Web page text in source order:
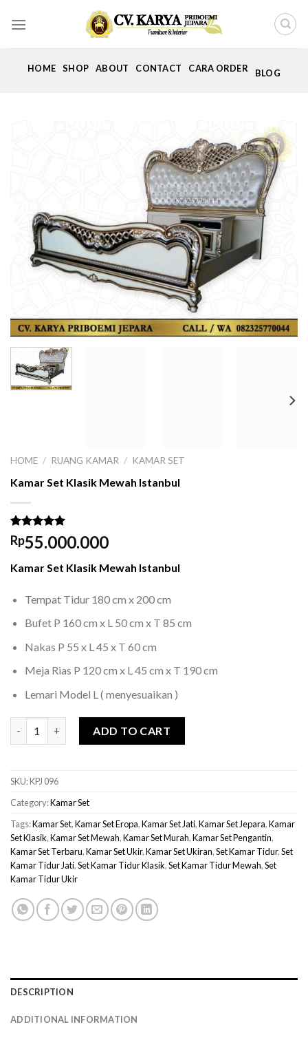
HOME SHOP ABOUT CONTACT CARA ORDER BLOG
HOME / RUANG KAMAR / KAMAR SET
Kamar Set Klasik Mewah Istanbul
Rated5.00
out of 5
1
customer
Rp55.000.000
Kamar Set Klasik Mewah Istanbul
Tempat Tidur 180 cm x 200 cm
Bufet P 160 cm x L 50 cm x T 85 cm
Nakas P 55 x L 45 x T 60 cm
Meja Rias P 120 cm x L 45 cm x T 190 cm
Lemari Model L ( menyesuaikan )
ADD TO CART
SKU:KPJ 096
Category:Kamar Set
Tags:Kamar Set,Kamar Set Eropa,Kamar Set Jati,Kamar Set Jepara,Kamar
Set Klasik,Kamar Set Mewah,Kamar Set Murah,Kamar Set Pengantin,
Kamar Set Terbaru,Kamar Set Ukir,Kamar Set Ukiran,Set Kamar Tidur,Set
Kamar Tidur Jati,Set Kamar Tidur Klasik,Set Kamar Tidur Mewah,Set
Kamar Tidur Ukir
DESCRIPTION
ADDITIONAL INFORMATION